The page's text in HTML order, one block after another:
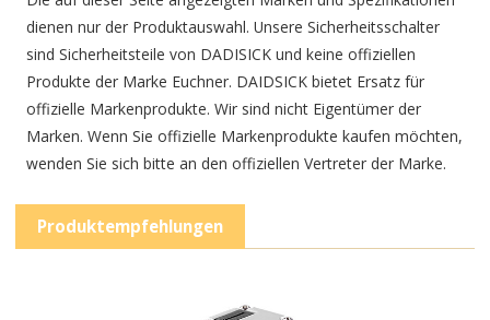
dienen nur der Produktauswahl. Unsere Sicherheitsschalter
sind Sicherheitsteile von DADISICK und keine offiziellen
Produkte der Marke Euchner. DAIDSICK bietet Ersatz für
offizielle Markenprodukte. Wir sind nicht Eigentümer der
Marken. Wenn Sie offizielle Markenprodukte kaufen möchten,
wenden Sie sich bitte an den offiziellen Vertreter der Marke.
Produktempfehlungen